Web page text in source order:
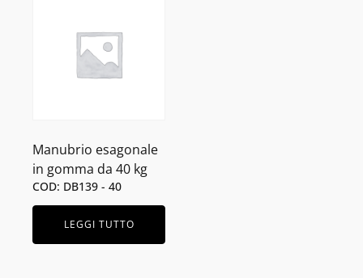
Manubrio esagonale
in gomma da 40 kg
COD: DB139 - 40
LEGGI TUTTO